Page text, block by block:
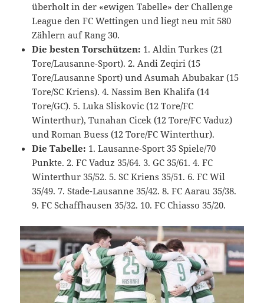
überholt in der «ewigen Tabelle» der Challenge
League den FC Wettingen und liegt neu mit 580
Zählern auf Rang 30.
Die besten Torschützen: 1. Aldin Turkes (21
Tore/Lausanne-Sport). 2. Andi Zeqiri (15
Tore/Lausanne Sport) und Asumah Abubakar (15
Tore/SC Kriens). 4. Nassim Ben Khalifa (14
Tore/GC). 5. Luka Sliskovic (12 Tore/FC
Winterthur), Tunahan Cicek (12 Tore/FC Vaduz)
und Roman Buess (12 Tore/FC Winterthur).
Die Tabelle: 1. Lausanne-Sport 35 Spiele/70
Punkte. 2. FC Vaduz 35/64. 3. GC 35/61. 4. FC
Winterthur 35/52. 5. SC Kriens 35/51. 6. FC Wil
35/49. 7. Stade-Lausanne 35/42. 8. FC Aarau 35/38.
9. FC Schaffhausen 35/32. 10. FC Chiasso 35/20.